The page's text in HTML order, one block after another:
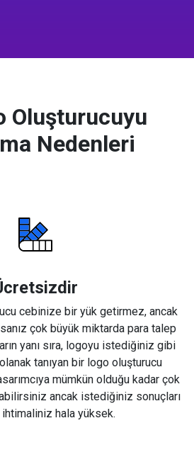
Oluşturucuyu
Nedenleri
cebinize bir yük getirmez, ancak
çok büyük miktarda para talep
yanı sıra, logoyu istediğiniz gibi
tanıyan bir logo oluşturucu
mümkün olduğu kadar çok
ancak istediğiniz sonuçları
ihtimaliniz hala yüksek.